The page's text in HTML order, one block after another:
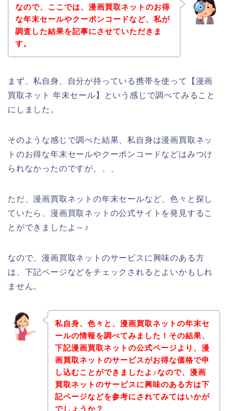
なので、ここでは、漫画買取ネットのお得
な年末セールやクーポンコードなど、私が
調査した結果を記事にさせていただきま
す。
まず、私自身、自分が持っている携帯を使って【漫画
買取ネット 年末セール】という感じで調べてみること
にしました。
そのような感じで調べた結果、私自身は漫画買取ネッ
トのお得な年末セールやクーポンコードなどはみつけ
られなかったのですが、、、
ただ、漫画買取ネットの年末セールなど、色々と探し
ていたら、漫画買取ネットの公式サイトを発見するこ
とができましたよ～♪
なので、漫画買取ネットのサービスに興味のある方
は、下記ページなどをチェックされるとよいかもしれ
ません。
私自身、色々と、漫画買取ネットの年末セ
ールの情報を調べてみました！その結果、
下記漫画買取ネットの公式ページより、漫
画買取ネットのサービスがお得な価格で申
し込むことができましたよ♪なので、漫画
買取ネットのサービスに興味のある方は下
記ページなどを参考にされてみてはいかが
でしょうか？